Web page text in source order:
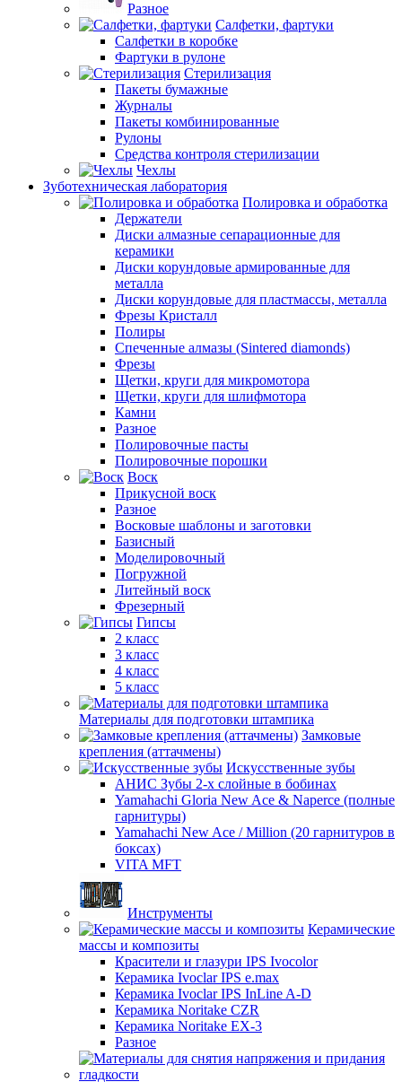
Разное
Салфетки, фартуки
Салфетки в коробке
Фартуки в рулоне
Стерилизация
Пакеты бумажные
Журналы
Пакеты комбинированные
Рулоны
Средства контроля стерилизации
Чехлы
Зуботехническая лаборатория
Полировка и обработка
Держатели
Диски алмазные сепарационные для
керамики
Диски корундовые армированные для
металла
Диски корундовые для пластмассы, металла
Фрезы Кристалл
Полиры
Спеченные алмазы (Sintered diamonds)
Фрезы
Щетки, круги для микромотора
Щетки, круги для шлифмотора
Камни
Разное
Полировочные пасты
Полировочные порошки
Воск
Прикусной воск
Разное
Восковые шаблоны и заготовки
Базисный
Моделировочный
Погружной
Литейный воск
Фрезерный
Гипсы
2 класс
3 класс
4 класс
5 класс
Материалы для подготовки штампика
Замковые
крепления (аттачмены)
Искусственные зубы
АНИС Зубы 2-х слойные в бобинах
Yamahachi Gloria New Ace & Naperce (полные
гарнитуры)
Yamahachi New Ace / Million (20 гарнитуров в
боксах)
VITA MFT
Инструменты
Керамические
массы и композиты
Красители и глазури IPS Ivocolor
Керамика Ivoclar IPS e.max
Керамика Ivoclar IPS InLine A-D
Керамика Noritake CZR
Керамика Noritake EX-3
Разное